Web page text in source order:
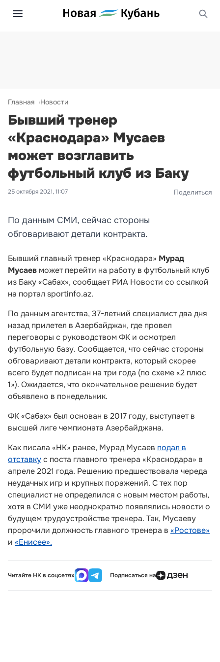
Главная Новости
Бывший тренер
«Краснодара» Мусаев
может возглавить
футбольный клуб из Баку
25 октября 2021, 11:07 Поделиться
По данным СМИ, сейчас стороны
обговаривают детали контракта.
Бывший главный тренер «Краснодара» Мурад
Мусаев может перейти на работу в футбольный клуб
из Баку «Сабах», сообщает РИА Новости со ссылкой
на портал sportinfo.az.
По данным агентства, 37-летний специалист два дня
назад прилетел в Азербайджан, где провел
переговоры с руководством ФК и осмотрел
футбольную базу. Сообщается, что сейчас стороны
обговаривают детали контракта, который скорее
всего будет подписан на три года (по схеме «2 плюс
1»). Ожидается, что окончательное решение будет
объявлено в понедельник.
ФК «Сабах» был основан в 2017 году, выступает в
высшей лиге чемпионата Азербайджана.
Как писала «НК» ранее, Мурад Мусаев подал в
отставкус поста главного тренера «Краснодара» в
апреле 2021 года. Решению предшествовала череда
неудачных игр и крупных поражений. С тех пор
специалист не определился с новым местом работы,
хотя в СМИ уже неоднократно появлялись новости о
будущем трудоустройстве тренера. Так, Мусаеву
пророчили должность главного тренера в «Ростове»
и «Енисее».
Читайте НК в соцсетях Подписаться на